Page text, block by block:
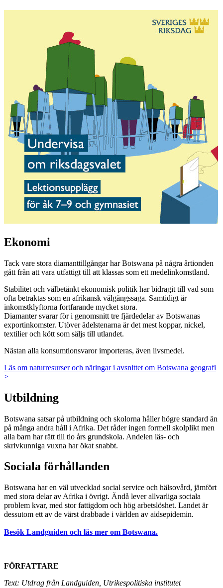
Ekonomi
Tack vare stora diamanttillgångar har Botswana på några årtionden
gått från att vara utfattigt till att klassas som ett medelinkomstland.
Stabilitet och välbetänkt ekonomisk politik har bidragit till vad som
ofta betraktas som en afrikansk välgångssaga. Samtidigt är
inkomstklyftorna fortfarande mycket stora.
Diamanter svarar för i genomsnitt tre fjärdedelar av Botswanas
exportinkomster. Utöver ädelstenarna är det mest koppar, nickel,
textilier och kött som säljs till utlandet.
Nästan alla konsumtionsvaror importeras, även livsmedel.
Läs om naturresurser och näringar i avsnittet om Botswana geografi
>
Utbildning
Botswana satsar på utbildning och skolorna håller högre standard än
på många andra håll i Afrika. Det råder ingen formell skolplikt men
alla barn har rätt till tio års grundskola. Andelen läs- och
skrivkunniga vuxna har ökat snabbt.
Sociala förhållanden
Botswana har en väl utvecklad social service och hälsovård, jämfört
med stora delar av Afrika i övrigt. Ändå lever allvarliga sociala
problem kvar, med stor fattigdom och hög arbetslöshet. Landet är
dessutom ett av de värst drabbade i världen av aidsepidemin.
Besök Landguiden och läs mer om Botswana.
FÖRFATTARE
Text: Utdrag från Landguiden, Utrikespolitiska institutet